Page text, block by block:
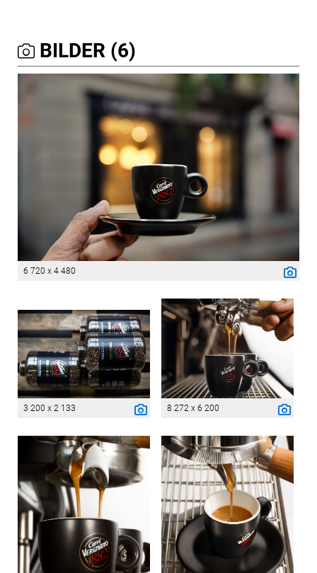
BILDER (6)
6 720 x 4 480
3 200 x 2 133 8 272 x 6 200